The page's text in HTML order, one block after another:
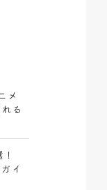
メ
る
イ